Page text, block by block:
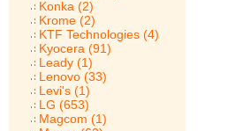
Konka (2)
Krome (2)
KTF Technologies (4)
Kyocera (91)
Leady (1)
Lenovo (33)
Levi's (1)
LG (653)
Magcom (1)